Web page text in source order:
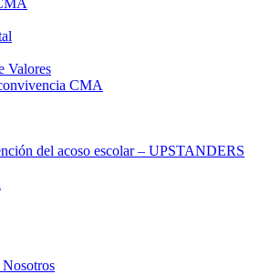
Valores
CMA
del acoso escolar – UPSTANDERS